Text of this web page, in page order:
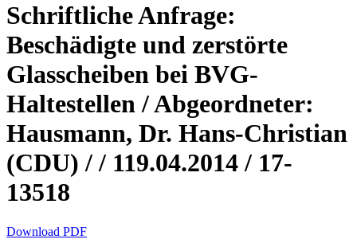
Schriftliche Anfrage:
Beschädigte und zerstörte
Glasscheiben bei BVG-
Haltestellen / Abgeordneter:
Hausmann, Dr. Hans-Christian
(CDU) / / 119.04.2014 / 17-
13518
Download PDF